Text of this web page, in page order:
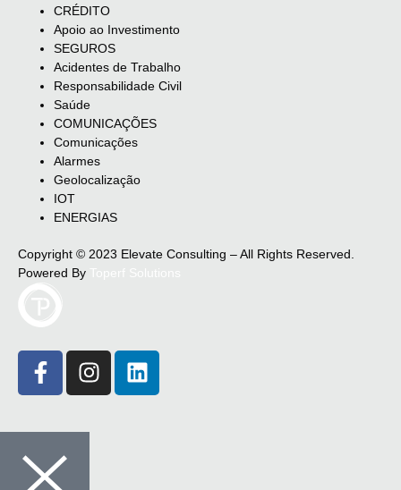
CRÉDITO
Apoio ao Investimento
SEGUROS
Acidentes de Trabalho
Responsabilidade Civil
Saúde
COMUNICAÇÕES
Comunicações
Alarmes
Geolocalização
IOT
ENERGIAS
Copyright © 2023 Elevate Consulting – All Rights Reserved.
Powered By